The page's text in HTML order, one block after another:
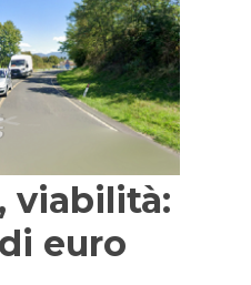
viabilità:
euro